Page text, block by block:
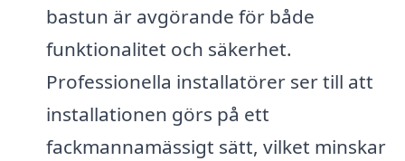
bastun är avgörande för både
funktionalitet och säkerhet.
Professionella installatörer ser till att
installationen görs på ett
fackmannamässigt sätt, vilket minskar